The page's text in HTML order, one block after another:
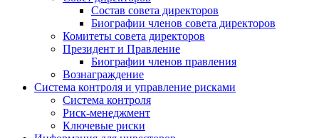
Состав совета директоров
Биографии членов совета директоров
Комитеты совета директоров
Президент и Правление
Биографии членов правления
Вознаграждение
Система контроля и управление рисками
Система контроля
Риск-менеджмент
Ключевые риски